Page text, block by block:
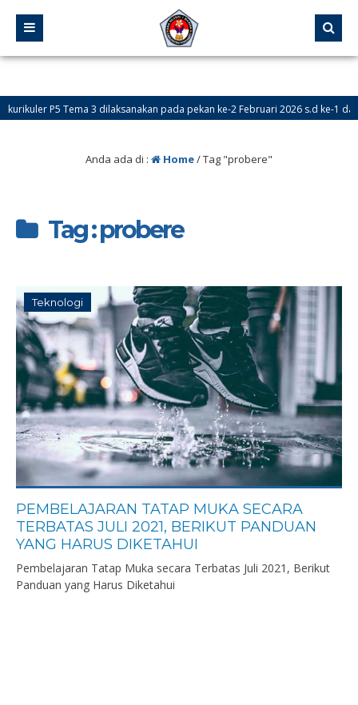
P5 Tema 3 dilaksanakan pada pekan ke-2 Februari 2026 s.d ke-1 dan
Anda ada di : Home/Tag "probere"
Tag : probere
Teknologi
PEMBELAJARAN TATAP MUKA SECARA
TERBATAS JULI 2021, BERIKUT PANDUAN
YANG HARUS DIKETAHUI
Pembelajaran Tatap Muka secara Terbatas Juli 2021, Berikut
Panduan yang Harus Diketahui